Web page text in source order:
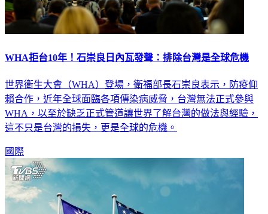
WHA拒台10年！石崇良日內瓦發聲：排除台灣是全球危機
世界衛生大會（WHA）登場，衛福部長石崇良表示，防疫仰
賴合作，近年全球面臨各項傳染病威脅，台灣無法正式參與
WHA，以至於缺乏正式管道讓世界了解台灣的做法與經驗，
這不只是台灣的損失，更是全球的危機。
國際